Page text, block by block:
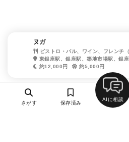
ヌガ
ビストロ・バル、ワイン、フレンチ
東銀座駅、銀座駅、築地市場駅、銀
町駅、築地駅、日比谷駅、汐留駅
約12,000円 約5,000円
さがす 保存済み
AIに相談